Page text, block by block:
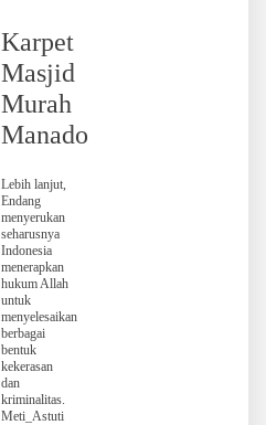
Karpet
Masjid
Murah
Manado
Lebih lanjut,
Endang
menyerukan
seharusnya
Indonesia
menerapkan
hukum Allah
untuk
menyelesaikan
berbagai
bentuk
kekerasan
dan
kriminalitas.
Meti_Astuti